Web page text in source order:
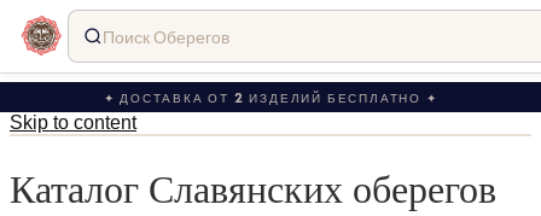
✦ ДОСТАВКА ОТ 2 ИЗДЕЛИЙ БЕСПЛАТНО ✦
Skip to content
Каталог Славянских оберегов
Поиск Оберегов